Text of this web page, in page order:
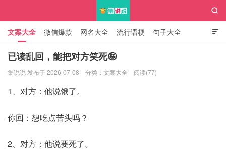

文案大全 微信爆款 网名大全 流行语梗 句子大全
知识大全

已读乱回，能把对方笑死🤪
集说说 发布于 2026-07-08 分类： 文案大全 阅读(77)
1、对方：他说饿了。
你回：想吃点苦头吗？
2、对方：他说要死了。